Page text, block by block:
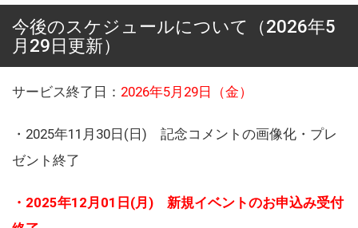
今後のスケジュールについて（2026年5
月29日更新）
サービス終了日： 2026年5月29日（金）
・2025年11月30日(日) 記念コメントの画像化・プレ
ゼント終了
・2025年12月01日(月) 新規イベントのお申込み受付